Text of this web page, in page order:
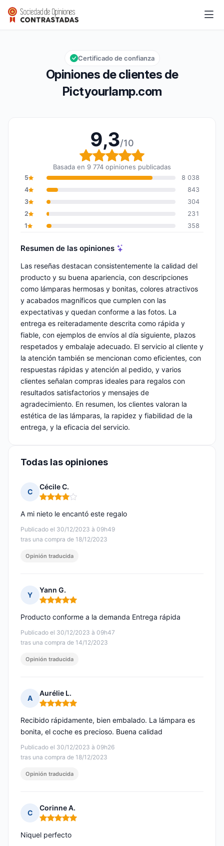
Pictyourlamp.com
Calificación global: 9,3 de 10
9,3/10
Opiniones de clientes de
Pictyourlamp.com
Certificado de confianza
9,3/10
Calificación global: 9,3
Basada en 9 774 opiniones publicadas
5
8 038
4
843
3
304
2
231
1
358
Resumen de las opiniones
Las reseñas destacan consistentemente la calidad del
producto y su buena apariencia, con descripciones
como lámparas hermosas y bonitas, colores atractivos
y acabados magníficos que cumplen con las
expectativas y quedan conforme a las fotos. La
entrega es reiteradamente descrita como rápida y
fiable, con ejemplos de envíos al día siguiente, plazos
respetados y embalaje adecuado. El servicio al cliente y
la atención también se mencionan como eficientes, con
respuestas rápidas y atención al pedido, y varios
clientes señalan compras ideales para regalos con
resultados satisfactorios y mensajes de
agradecimiento. En resumen, los clientes valoran la
estética de las lámparas, la rapidez y fiabilidad de la
entrega, y la eficacia del servicio.
Todas las opiniones
C
Cécile C.
Nota: 4 de 5
Publicado el 30/12/2023 à 09h49
tras una compra de 18/12/2023
A mi nieto le encantó este regalo
Opinión traducida
Y
Yann G.
Nota: 5 de 5
Publicado el 30/12/2023 à 09h47
tras una compra de 14/12/2023
Producto conforme a la demanda Entrega rápida
Opinión traducida
A
Aurélie L.
Nota: 5 de 5
Publicado el 30/12/2023 à 09h26
tras una compra de 18/12/2023
Recibido rápidamente, bien embalado. La lámpara es
bonita, el coche es precioso. Buena calidad
Opinión traducida
C
Corinne A.
Nota: 5 de 5
Niquel perfecto